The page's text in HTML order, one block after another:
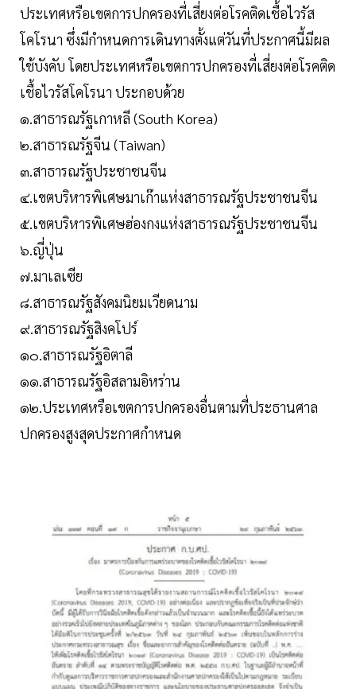
ประเทศหรือเขตการปกครองที่เสี่ยงต่อโรคติดเชื้อไวรัส
โคโรนา ซึ่งมีกำหนดการเดินทางตั้งแต่วันที่ประกาศนี้มีผล
ใช้บังคับ โดยประเทศหรือเขตการปกครองที่เสี่ยงต่อโรคติด
เชื้อไวรัสโคโรนา ประกอบด้วย
๑.สาธารณรัฐเกาหลี (South Korea)
๒.สาธารณรัฐจีน (Taiwan)
๓.สาธารณรัฐประชาชนจีน
๔.เขตบริหารพิเศษมาเก๊าแห่งสาธารณรัฐประชาชนจีน
๕.เขตบริหารพิเศษฮ่องกงแห่งสาธารณรัฐประชาชนจีน
๖.ญี่ปุ่น
๗.มาเลเซีย
๘.สาธารณรัฐสังคมนิยมเวียดนาม
๙.สาธารณรัฐสิงคโปร์
๑๐.สาธารณรัฐอิตาลี
๑๑.สาธารณรัฐอิสลามอิหร่าน
๑๒.ประเทศหรือเขตการปกครองอื่นตามที่ประธานศาล
ปกครองสูงสุดประกาศกำหนด